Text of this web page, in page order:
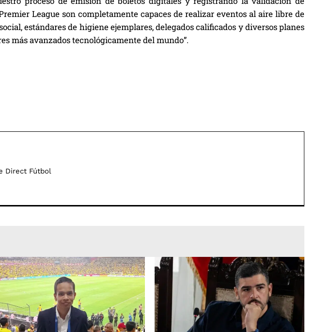
League son completamente capaces de realizar eventos al aire libre de
estándares de higiene ejemplares, delegados calificados y diversos planes
más avanzados tecnológicamente del mundo”.
Direct Fútbol